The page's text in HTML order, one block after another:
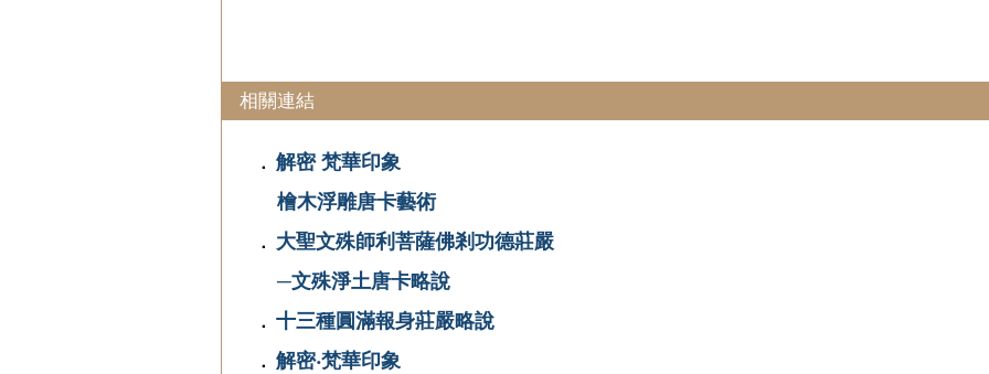
相關連結
． 解密 梵華印象
檜木浮雕唐卡藝術
． 大聖文殊師利菩薩佛剎功德莊嚴
─文殊淨土唐卡略說
． 十三種圓滿報身莊嚴略說
． 解密‧梵華印象